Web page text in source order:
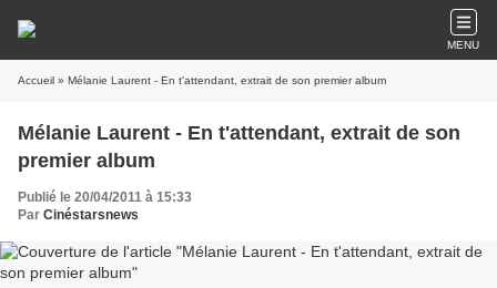
MENU
Accueil » Mélanie Laurent - En t'attendant, extrait de son premier album
Mélanie Laurent - En t'attendant, extrait de son
premier album
Publié le 20/04/2011 à 15:33
Par Cinéstarsnews